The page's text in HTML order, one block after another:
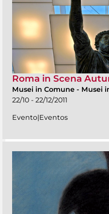
Roma in Scena
Musei in Comune - Musei
22/10 - 22/12/2011
Evento|Eventos